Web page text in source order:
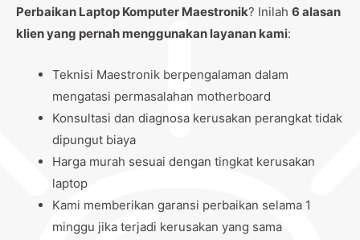
Perbaikan Laptop Komputer Maestronik? Inilah 6 alasan
klien yang pernah menggunakan layanan kami:
Teknisi Maestronik berpengalaman dalam
mengatasi permasalahan motherboard
Konsultasi dan diagnosa kerusakan perangkat tidak
dipungut biaya
Harga murah sesuai dengan tingkat kerusakan
laptop
Kami memberikan garansi perbaikan selama 1
minggu jika terjadi kerusakan yang sama